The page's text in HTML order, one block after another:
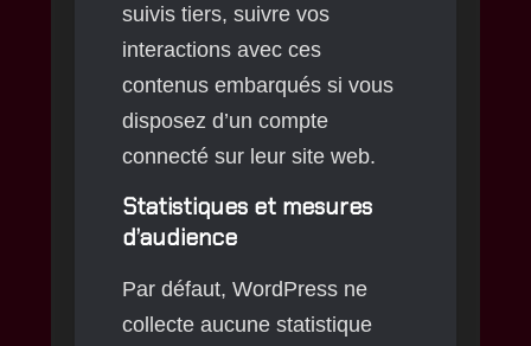
suivis tiers, suivre vos
interactions avec ces
contenus embarqués si vous
disposez d’un compte
connecté sur leur site web.
Statistiques et mesures
d’audience
Par défaut, WordPress ne
collecte aucune statistique